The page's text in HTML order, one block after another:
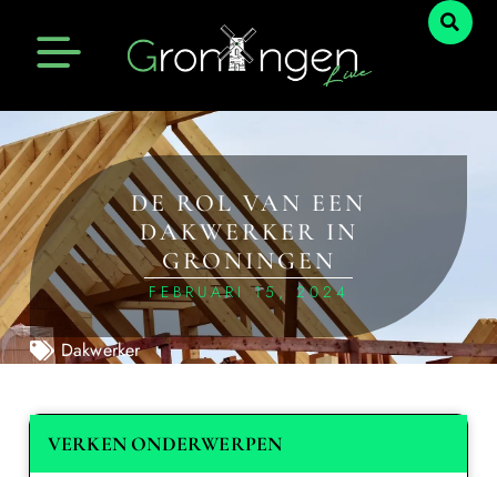
DE ROL VAN EEN
DAKWERKER IN
GRONINGEN
FEBRUARI 15, 2024
Dakwerker
VERKEN ONDERWERPEN